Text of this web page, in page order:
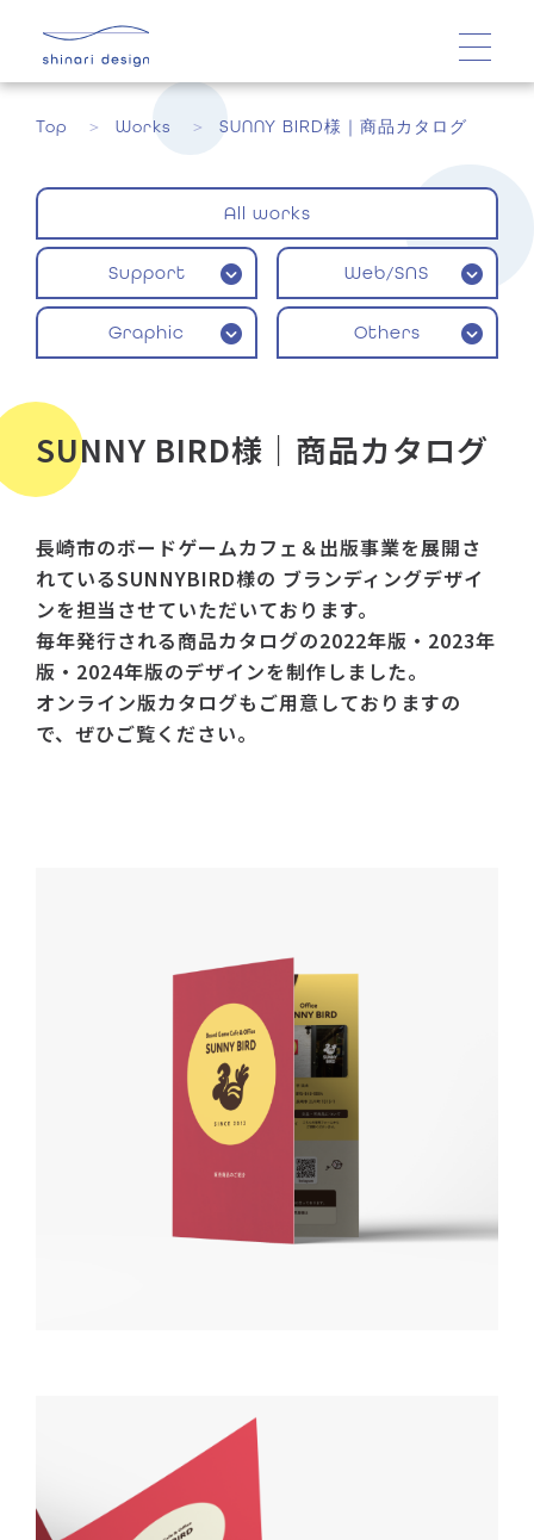
Top Works SUNNY BIRD様｜商品カタログ
All works
Support Web/SNS
Graphic Others
SUNNY BIRD様｜商品カタログ
長崎市のボードゲームカフェ＆出版事業を展開さ
れているSUNNYBIRD様の ブランディングデザイ
ンを担当させていただいております。
毎年発行される商品カタログの2022年版・2023年
版・2024年版のデザインを制作しました。
オンライン版カタログもご用意しておりますの
で、ぜひご覧ください。